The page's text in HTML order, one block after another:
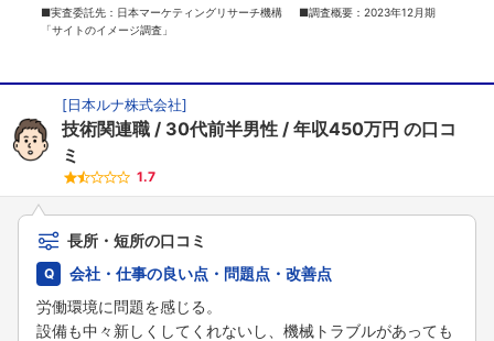
■実査委託先：日本マーケティングリサーチ機構 ■調査概要：2023年12月期
「サイトのイメージ調査」
[日本ルナ株式会社]
技術関連職 30代前半男性 年収450万円 の口コ
ミ
1.7
長所・短所の口コミ
会社・仕事の良い点・問題点・改善点
労働環境に問題を感じる。
設備も中々新しくしてくれないし、機械トラブルがあっても